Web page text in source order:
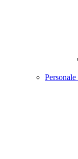
Personale